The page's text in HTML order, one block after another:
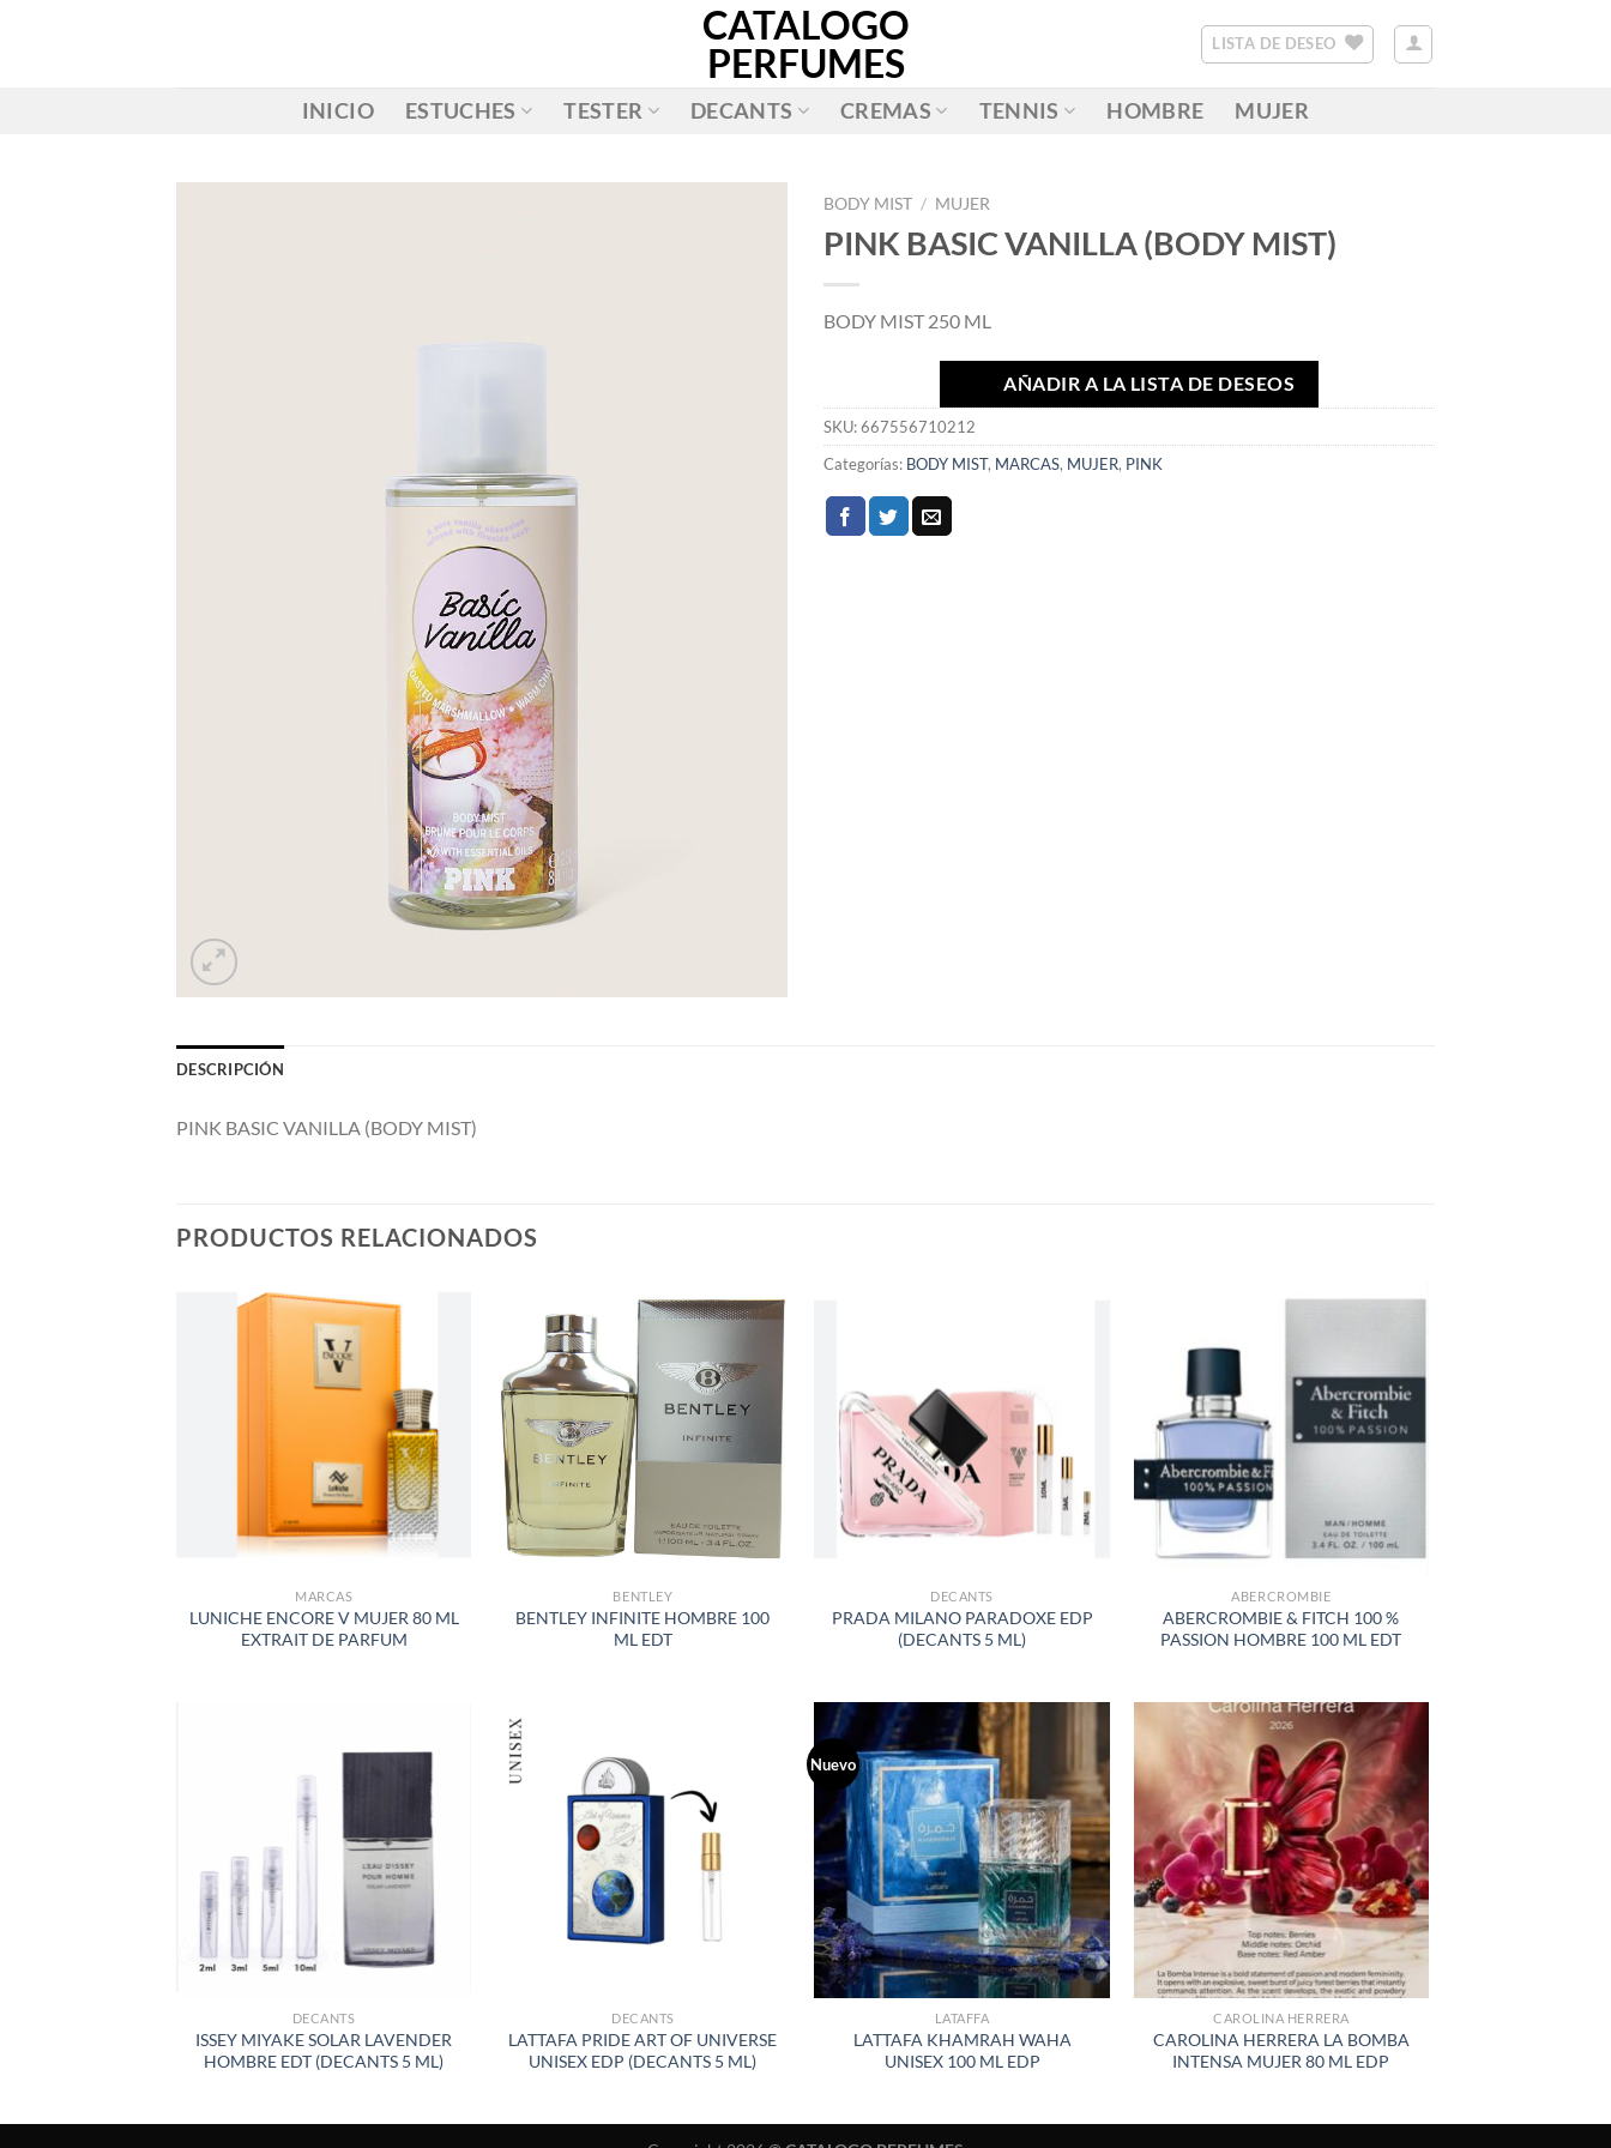
CATALOGO
PERFUMES
LISTA DE DESEO
INICIO ESTUCHES TESTER DECANTS CREMAS TENNIS HOMBRE MUJER
BODY MIST / MUJER
PINK BASIC VANILLA (BODY MIST)
BODY MIST 250 ML
AÑADIR A LA LISTA DE DESEOS
SKU:667556710212
Categorías: BODY MIST, MARCAS, MUJER, PINK
DESCRIPCIÓN
PINK BASIC VANILLA (BODY MIST)
PRODUCTOS RELACIONADOS
AÑADIR
LISTA
DE
DESEOS
MARCAS
LUNICHE ENCORE V MUJER 80 ML
EXTRAIT DE PARFUM
A LA
LISTA
DE
BENTLEY
BENTLEY INFINITE HOMBRE 100
ML EDT
DESEOS
DECANTS
PRADA MILANO PARADOXE EDP
(DECANTS 5 ML)
LISTA
DE
DESEOS
ABERCROMBIE
ABERCROMBIE & FITCH 100 %
PASSION HOMBRE 100 ML EDT
DESEOS
DECANTS
ISSEY MIYAKE SOLAR LAVENDER
HOMBRE EDT (DECANTS 5 ML)
LISTA
DE
DESEOS
DECANTS
LATTAFA PRIDE ART OF UNIVERSE
UNISEX EDP (DECANTS 5 ML)
Nuevo
AÑADIR
A LA
LISTA
DE
DESEOS
LATAFFA
LATTAFA KHAMRAH WAHA
UNISEX 100 ML EDP
AÑADIR
A LA
LISTA
DE
DESEOS
CAROLINA HERRERA
CAROLINA HERRERA LA BOMBA
INTENSA MUJER 80 ML EDP